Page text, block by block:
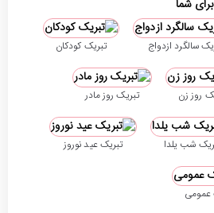
شما
سالگرد ازدواج تبریک کودکان
روز زن تبریک روز مادر
شب یلدا تبریک عید نوروز
عمومی